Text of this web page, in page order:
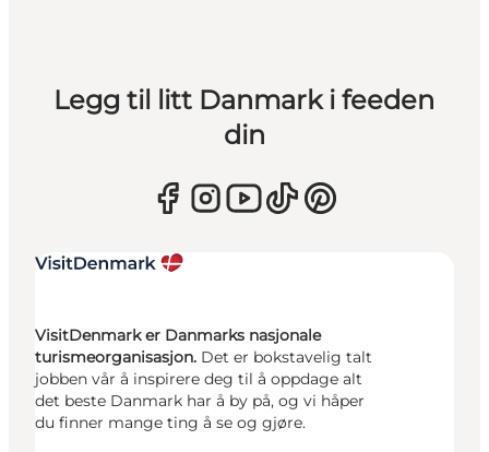
Legg til litt Danmark i feeden
din
VisitDenmark er Danmarks nasjonale
turismeorganisasjon. Det er bokstavelig talt
jobben vår å inspirere deg til å oppdage alt
det beste Danmark har å by på, og vi håper
du finner mange ting å se og gjøre.